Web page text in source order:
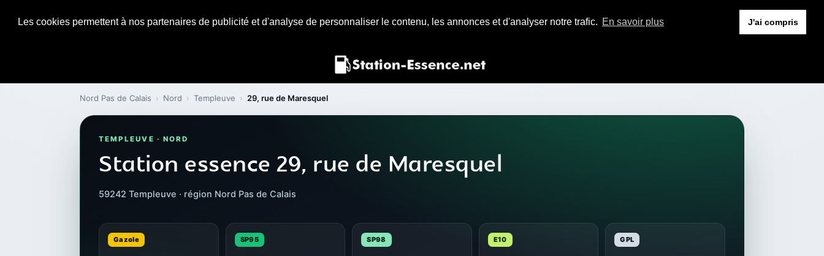
Les cookies permettent à nos partenaires de publicité et d'analyse de personnaliser le contenu, les annonces et d'analyser notre trafic. En savoir plus J'ai compris
Nord Pas de Calais › Nord › Templeuve › 29, rue de Maresquel
TEMPLEUVE · NORD
Station essence 29, rue de Maresquel
59242 Templeuve · région Nord Pas de Calais
Gazole SP95 SP98 E10 GPL